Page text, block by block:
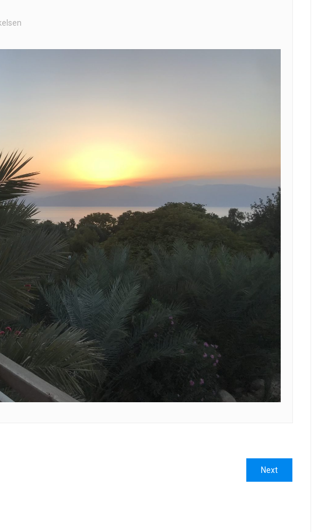
NextNext
post: